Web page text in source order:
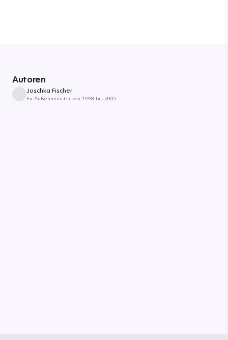
Autoren
Joschka Fischer
Ex-Außenminister von 1998 bis 2005.